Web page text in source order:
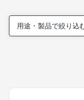
用途・製品で絞り込